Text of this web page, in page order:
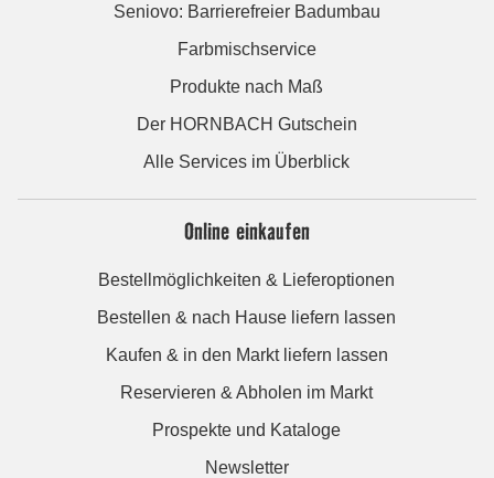
Seniovo: Barrierefreier Badumbau
Farbmischservice
Produkte nach Maß
Der HORNBACH Gutschein
Alle Services im Überblick
Online einkaufen
Bestellmöglichkeiten & Lieferoptionen
Bestellen & nach Hause liefern lassen
Kaufen & in den Markt liefern lassen
Reservieren & Abholen im Markt
Prospekte und Kataloge
Newsletter